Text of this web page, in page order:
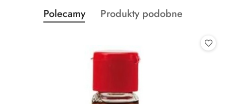
Pomiń karuzelę produktów
Produkty
o
Polecamy
Produkty
Produkty podobne